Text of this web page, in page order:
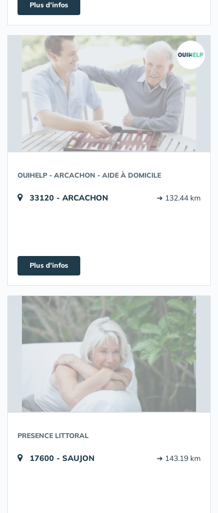
Plus d'infos
OUIHELP - ARCACHON - AIDE À DOMICILE
33120 - ARCACHON ➔ 132.44 km
Plus d'infos
PRESENCE LITTORAL
17600 - SAUJON ➔ 143.19 km